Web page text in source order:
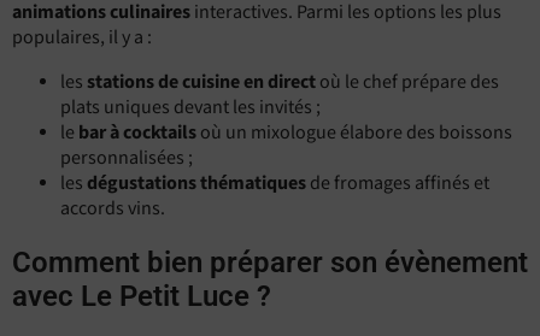
animations culinairesinteractives. Parmi les options les plus
populaires, il y a :
les stations de cuisine en directoù le chef prépare des
plats uniques devant les invités ;
le bar à cocktailsoù un mixologue élabore des boissons
personnalisées ;
les dégustations thématiquesde fromages affinés et
accords vins.
Comment bien préparer son évènement
avec Le Petit Luce ?